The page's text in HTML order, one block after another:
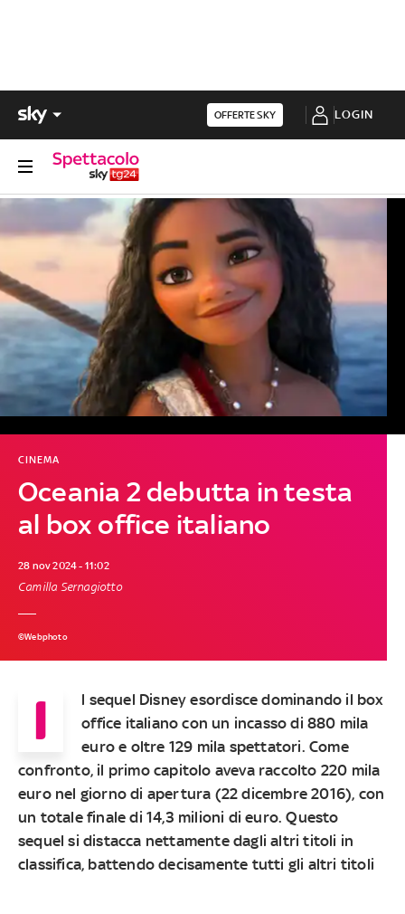
OFFERTE SKY LOGIN
Oceania 2 debutta in testa
al box office italiano
CINEMA
28 nov 2024 - 11:02
Camilla Sernagiotto
©Webphoto
I
l sequel Disney esordisce dominando il box
office italiano con un incasso di 880 mila
euro e oltre 129 mila spettatori. Come
confronto, il primo capitolo aveva raccolto 220 mila
euro nel giorno di apertura (22 dicembre 2016), con
un totale finale di 14,3 milioni di euro. Questo
sequel si distacca nettamente dagli altri titoli in
classifica, battendo decisamente tutti gli altri titoli